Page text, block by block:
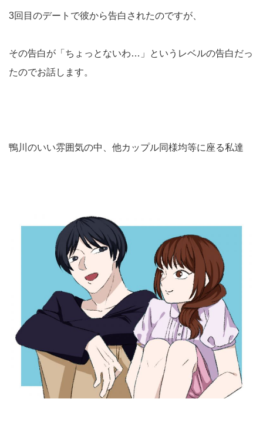
3回目のデートで彼から告白されたのですが、
その告白が「ちょっとないわ…」というレベルの告白だっ
たのでお話します。
鴨川のいい雰囲気の中、他カップル同様均等に座る私達